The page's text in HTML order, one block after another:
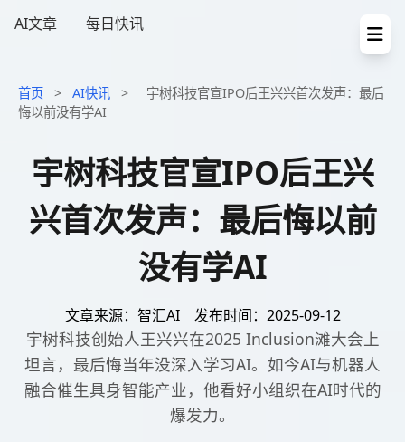
AI文章 每日快讯
首页 > AI快讯 >
宇树科技官宣IPO后王兴兴首次发声：最后
悔以前没有学AI
宇树科技官宣IPO后王兴
兴首次发声：最后悔以前
没有学AI
文章来源：智汇AI 发布时间：2025-09-12
宇树科技创始人王兴兴在2025 Inclusion滩大会上
坦言，最后悔当年没深入学习AI。如今AI与机器人
融合催生具身智能产业，他看好小组织在AI时代的
爆发力。